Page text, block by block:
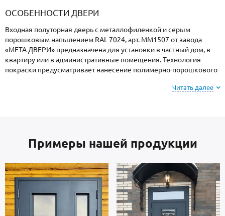
ОСОБЕННОСТИ ДВЕРИ
Входная полуторная дверь с металлофиленкой и серым
порошковым напылением RAL 7024, арт. ММ1507 от завода
«МЕТА ДВЕРИ» предназначена для установки в частный дом, в
квартиру или в административные помещения. Технология
покраски предусматривает нанесение полимерно-порошкового
поверхность устойчива к механическим повреждениям,
цвет и фактурупорошкового напыления из
образцов у специалиста по замерам.
Створка и короб — стальные листы и многоконтурный профиль
отечественного производства, толщиной 2 мм. Отделка
Читать далее
Примеры нашей продукции